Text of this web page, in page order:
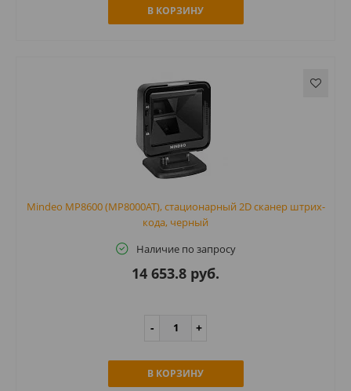
В КОРЗИНУ
Mindeo MP8600 (MP8000AT), стационарный 2D сканер штрих-
кода, черный
Наличие по запросу
14 653.8 руб.
В КОРЗИНУ